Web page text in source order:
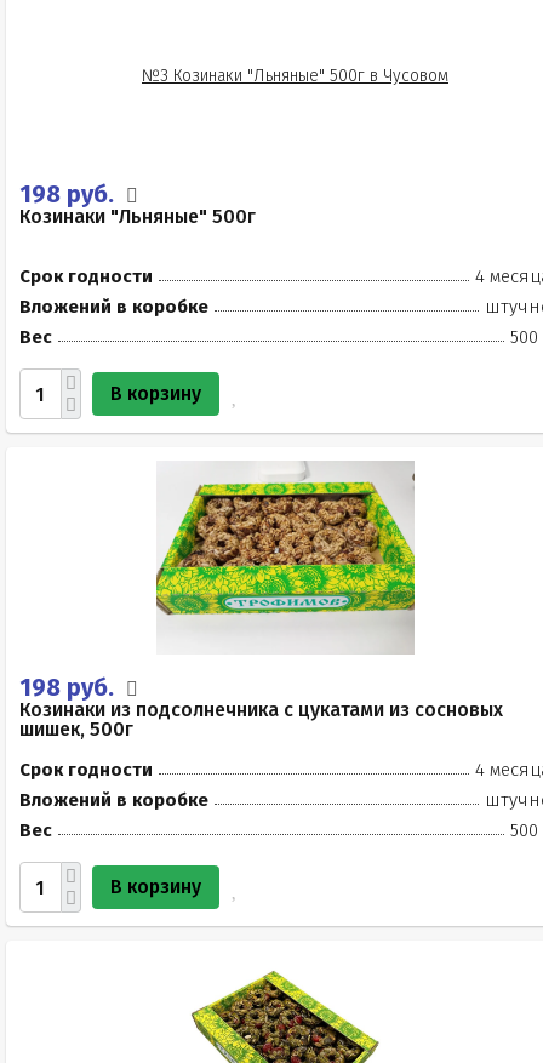
198 руб.
Козинаки "Льняные" 500г
Срок годности
4
Вложений в коробке
Вес
500
В корзину
198 руб.
Козинаки из подсолнечника с цукатами из сосновых
шишек, 500г
Срок годности
4
Вложений в коробке
Вес
500
В корзину